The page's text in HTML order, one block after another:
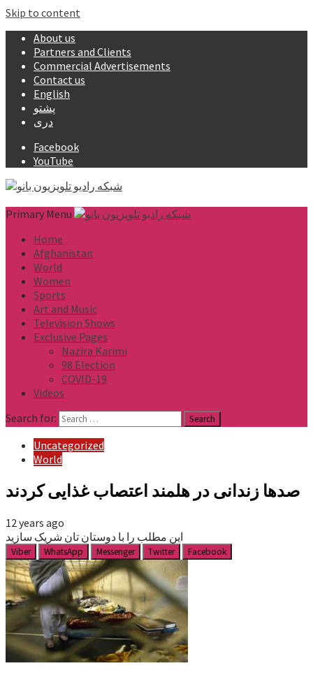
Skip to content
About us
Partners and Clients
Commercial Advertisements
Contact us
English
پشتو
دری
Facebook
YouTube
Primary Menu
Home
Afghanistan
World
Women
Sports
Art and Music
Television Shows
Exclusive Pages
Nazira Karimi
98 Election
COVID-19
Videos
Search for:
Uncategorized
World
صدها زندانی در هلمند اعتصاب غذایی کردند
12 years ago
این مطلب را با دوستان تان شریک سازید
Viber WhatsApp Messenger Twitter Facebook